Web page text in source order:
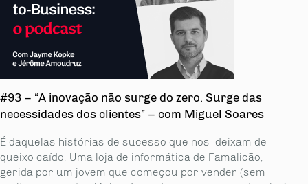
#93 – “A inovação não surge do zero. Surge das
necessidades dos clientes” – com Miguel Soares
É daquelas histórias de sucesso que nos deixam de
queixo caído. Uma loja de informática de Famalicão,
gerida por um jovem que começou por vender (sem